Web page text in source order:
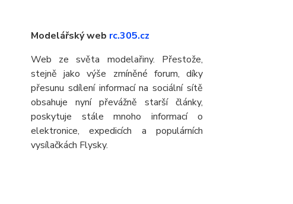
Modelářský web rc.305.cz
Web ze světa modelařiny. Přestože,
stejně jako výše zmíněné forum, díky
přesunu sdílení informací na sociální sítě
obsahuje nyní převážně starší články,
poskytuje stále mnoho informací o
elektronice, expedicích a populárních
vysílačkách Flysky.